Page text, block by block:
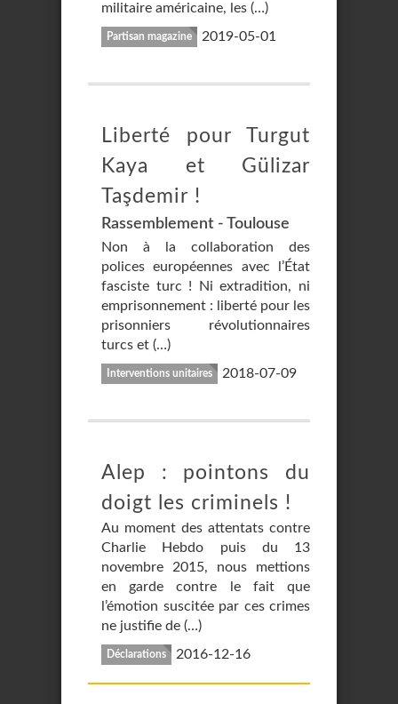
militaire américaine, les (…)
Partisan magazine 2019-05-01
Liberté pour Turgut
Kaya et Gülizar
Taşdemir !
Rassemblement - Toulouse
Non à la collaboration des
polices européennes avec l’État
fasciste turc ! Ni extradition, ni
emprisonnement : liberté pour les
prisonniers révolutionnaires
turcs et (…)
Interventions unitaires 2018-07-09
Alep : pointons du
doigt les criminels !
Au moment des attentats contre
Charlie Hebdo puis du 13
novembre 2015, nous mettions
en garde contre le fait que
l’émotion suscitée par ces crimes
ne justifie de (…)
Déclarations 2016-12-16